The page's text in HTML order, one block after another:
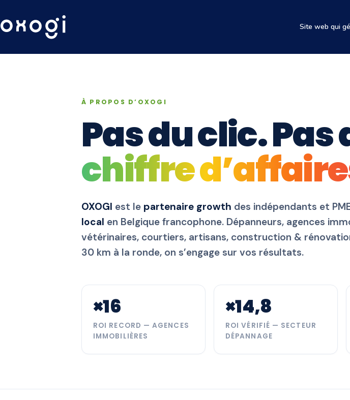
Site web qui
À PROPOS D’OXOGI
Pas du clic. Pas
chiffre
OXOGI est le partenaire growth des indépendants et
local en Belgique francophone. Dépanneurs, agences
vétérinaires, courtiers, artisans, construction &
30 km à la ronde, on s’engage sur vos résultats.
×16
ROI RECORD — AGENCES
IMMOBILIÈRES
×14,8
ROI VÉRIFIÉ — SECTEUR
DÉPANNAGE